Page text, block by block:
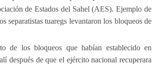
de Estados del Sahel (AES). Ejemplo de
separatistas tuaregs levantaron los bloqueos de
de los bloqueos que habían establecido en
después de que el ejército nacional recuperara